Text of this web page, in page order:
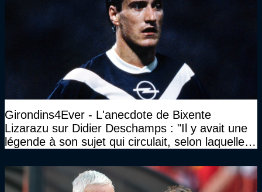
Girondins4Ever - L'anecdote de Bixente
Lizarazu sur Didier Deschamps : "Il y avait une
légende à son sujet qui circulait, selon laquelle il